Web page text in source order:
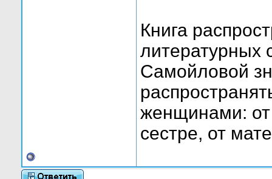
Книга
литературных
Самойловой
женщинами: от
сестре, от